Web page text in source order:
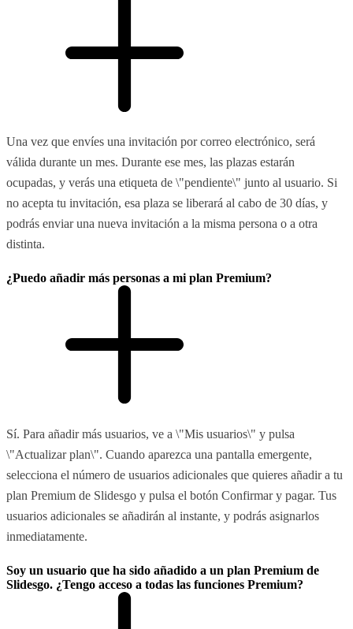
Una vez que envíes una invitación por correo electrónico, será
válida durante un mes. Durante ese mes, las plazas estarán
ocupadas, y verás una etiqueta de \"pendiente\" junto al usuario. Si
no acepta tu invitación, esa plaza se liberará al cabo de 30 días, y
podrás enviar una nueva invitación a la misma persona o a otra
distinta.
¿Puedo añadir más personas a mi plan Premium?
Sí. Para añadir más usuarios, ve a \"Mis usuarios\" y pulsa
\"Actualizar plan\". Cuando aparezca una pantalla emergente,
selecciona el número de usuarios adicionales que quieres añadir a tu
plan Premium de Slidesgo y pulsa el botón Confirmar y pagar. Tus
usuarios adicionales se añadirán al instante, y podrás asignarlos
inmediatamente.
Soy un usuario que ha sido añadido a un plan Premium de
Slidesgo. ¿Tengo acceso a todas las funciones Premium?